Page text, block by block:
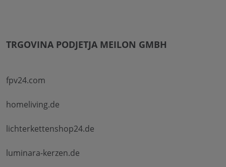
TRGOVINA PODJETJA MEILON GMBH
fpv24.com
homeliving.de
lichterkettenshop24.de
luminara-kerzen.de